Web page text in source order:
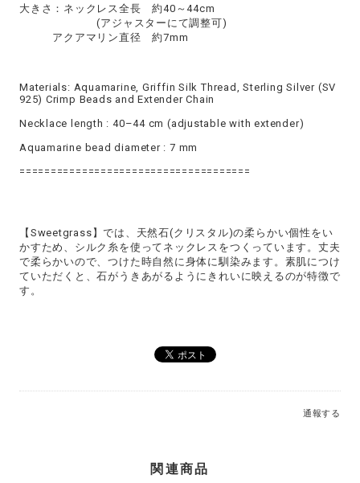
大きさ：ネックレス全長 約40～44cm
(アジャスターにて調整可)
アクアマリン直径 約7mm
Materials: Aquamarine, Griffin Silk Thread, Sterling Silver (SV
925) Crimp Beads and Extender Chain
Necklace length : 40–44 cm (adjustable with extender)
Aquamarine bead diameter : 7 mm
=====================================
【Sweetgrass】では、天然石(クリスタル)の柔らかい個性をい
かすため、シルク糸を使ってネックレスをつくっています。丈夫
で柔らかいので、つけた時自然に身体に馴染みます。素肌につけ
ていただくと、石がうきあがるようにきれいに映えるのが特徴で
す。
通報する
関連商品